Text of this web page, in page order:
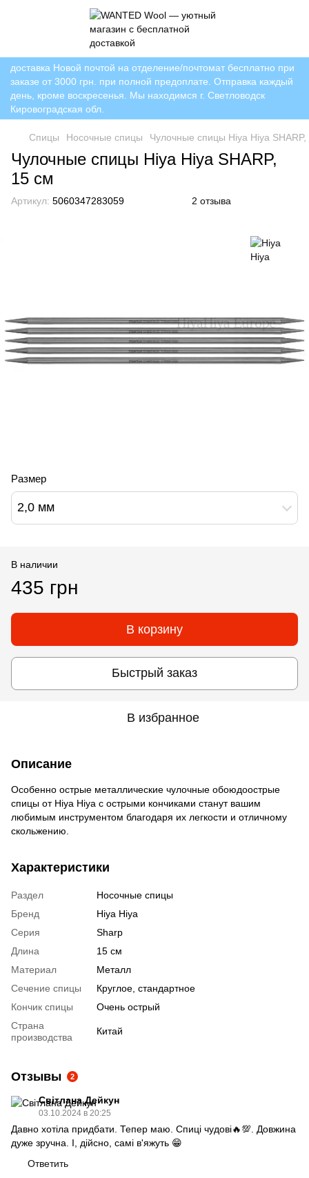
доставка Новой почтой на отделение/почтомат бесплатно при
заказе от 3000 грн. при полной предоплате. Отправка каждый
день, кроме воскресенья. Мы находимся г. Светловодск
Кировоградская обл.
Спицы Носочные спицы Чулочные спицы Hiya Hiya
Чулочные спицы Hiya Hiya SHARP,
15 см
Артикул: 5060347283059 2 отзыва
Размер
2,0 мм
В наличии
435 грн
В корзину
Быстрый заказ
В избранное
Описание
Особенно острые металлические чулочные обоюдоострые
спицы от Hiya Hiya c острыми кончиками станут вашим
любимым инструментом благодаря их легкости и отличному
скольжению.
Характеристики
Раздел
Носочные спицы
Бренд
Hiya Hiya
Серия
Sharp
Длина
15 см
Материал
Металл
Сечение спицы
Круглое, стандартное
Кончик спицы
Очень острый
Страна
производства
Китай
Отзывы 2
Світлана Дейкун
03.10.2024 в 20:25
Давно хотіла придбати. Тепер маю. Спиці чудові🔥💯. Довжина
дуже зручна. І, дійсно, самі в'яжуть 😁
Ответить